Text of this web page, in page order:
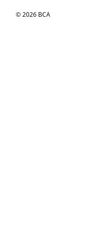
© 2026 BCA